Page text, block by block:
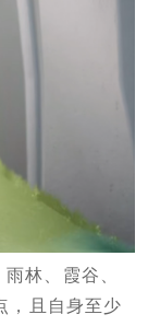
林、霞谷、
，且自身至少